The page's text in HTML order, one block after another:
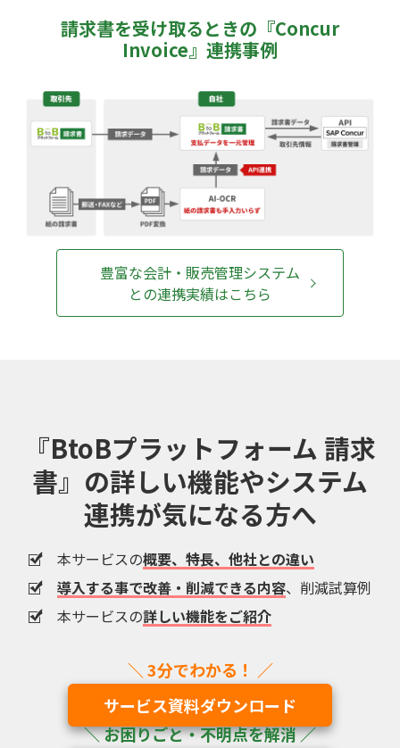
請求書を受け取るときの『Concur
Invoice』連携事例
豊富な会計・販売管理システム
との連携実績はこちら
『BtoBプラットフォーム 請求
書』の詳しい機能やシステム
連携が気になる方へ
本サービスの概要、特長、他社との違い
導入する事で改善・削減できる内容、削減試算例
本サービスの詳しい機能をご紹介
サービス資料ダウンロード